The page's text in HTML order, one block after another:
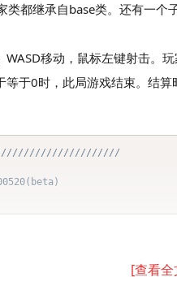
类都继承自base类。还有一
移动，鼠标左键射击。
于0时，此局游戏结束。结
[查看全